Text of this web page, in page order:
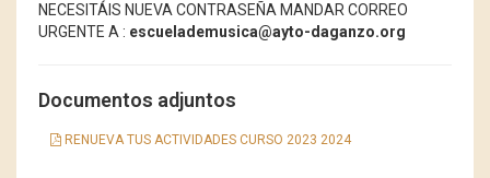
NECESITÁIS NUEVA CONTRASEÑA MANDAR CORREO
URGENTE A : escuelademusica@ayto-daganzo.org
Documentos adjuntos
RENUEVA TUS ACTIVIDADES CURSO 2023 2024